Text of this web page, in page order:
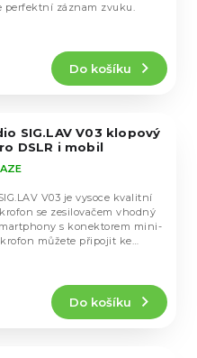
Do košíku
perfektní záznam zvuku.
SIG.LAV V03 klopový
DSLR i mobil
Do košíku
V03 je vysoce kvalitní
se zesilovačem vhodný
s konektorem mini-
můžete připojit ke